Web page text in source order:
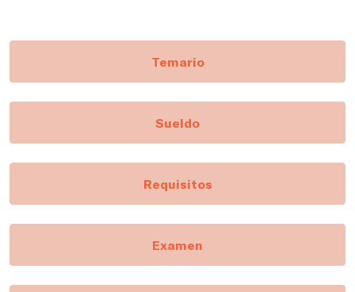
Temario
Sueldo
Requisitos
Examen